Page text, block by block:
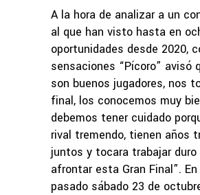
A la hora de analizar a un
al que han visto hasta en
oportunidades desde 2020,
sensaciones “Pícoro” avisó
son buenos jugadores, nos
final, los conocemos muy
debemos tener cuidado
rival tremendo, tienen años
juntos y tocara trabajar duro
afrontar esta Gran Final”.
pasado sábado 23 de